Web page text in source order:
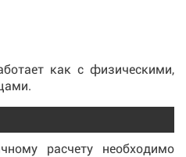
как с физическими,
расчету необходимо